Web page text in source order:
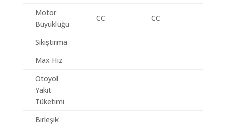
Motor
Büyüklüğü
CC CC
Sıkıştırma
Max Hız
Otoyol
Yakıt
Tüketimi
Birleşik